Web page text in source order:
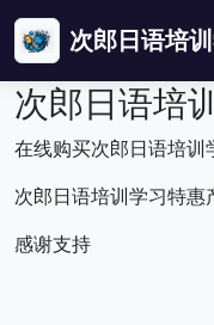
次郎日语培
次郎日语培
在线购买次郎日语培训
次郎日语培训学习特惠
感谢支持